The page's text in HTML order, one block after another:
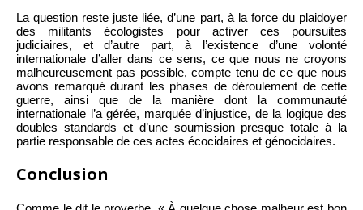
La question reste juste liée, d’une part, à la force du plaidoyer
des militants écologistes pour activer ces poursuites
judiciaires, et d’autre part, à l’existence d’une volonté
internationale d’aller dans ce sens, ce que nous ne croyons
malheureusement pas possible, compte tenu de ce que nous
avons remarqué durant les phases de déroulement de cette
guerre, ainsi que de la manière dont la communauté
internationale l’a gérée, marquée d’injustice, de la logique des
doubles standards et d’une soumission presque totale à la
partie responsable de ces actes écocidaires et génocidaires.
Conclusion